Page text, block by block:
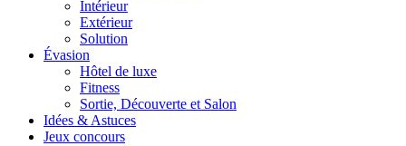
Intérieur
Extérieur
Solution
Évasion
Hôtel de luxe
Fitness
Sortie, Découverte et Salon
Idées & Astuces
Jeux concours